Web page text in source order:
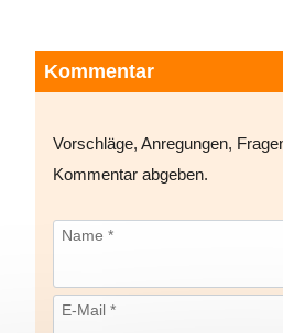
Kommentar
Vorschläge, Anregungen,
Kommentar abgeben.
Name *
E-Mail *